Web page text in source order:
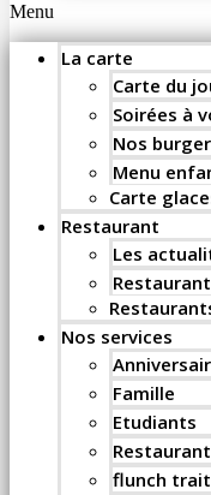
Menu
La carte
Carte du
Soirées à
Nos
Menu
Carte
Restaurant
Les
Nos services
Famille
Etudiants
flunch